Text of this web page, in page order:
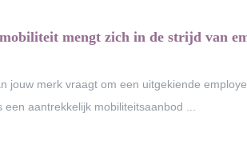
mengt zich in de strijd van
jouw merk vraagt om een uitgekiende
aantrekkelijk mobiliteitsaanbod ...